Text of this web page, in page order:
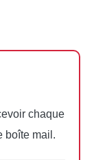
chaque
boîte mail.